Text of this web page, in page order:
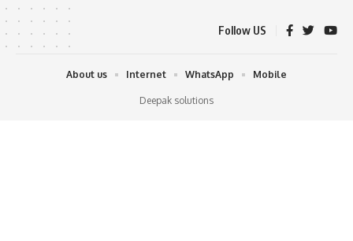
Follow US
Deepak solutions
About us Internet WhatsApp Mobile